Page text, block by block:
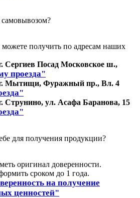
самовывозом?
получить по адресам наших
Сергиев Посад Московское ш.,
проезда"
Мытищи, Фуражный пр., Вл. 4
Струнино, ул. Асафа Баранова, 15
для получения продукции?
оригинал доверенности.
сроком до 1 года.
на получение
ценностей"